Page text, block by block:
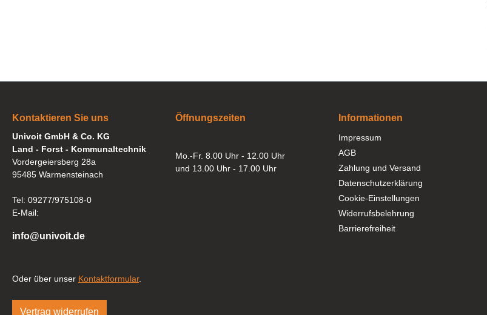
Kontaktieren Sie uns
Univoit GmbH & Co. KG
Land - Forst - Kommunaltechnik
Vordergeiersberg 28a
95485 Warmensteinach
Tel: 09277/975108-0
E-Mail:
info@univoit.de
Oder über unser Kontaktformular.
Vertrag widerrufen
Öffnungszeiten
Mo.-Fr. 8.00 Uhr - 12.00 Uhr
und 13.00 Uhr - 17.00 Uhr
Informationen
Impressum
AGB
Zahlung und Versand
Datenschutzerklärung
Cookie-Einstellungen
Widerrufsbelehrung
Barrierefreiheit